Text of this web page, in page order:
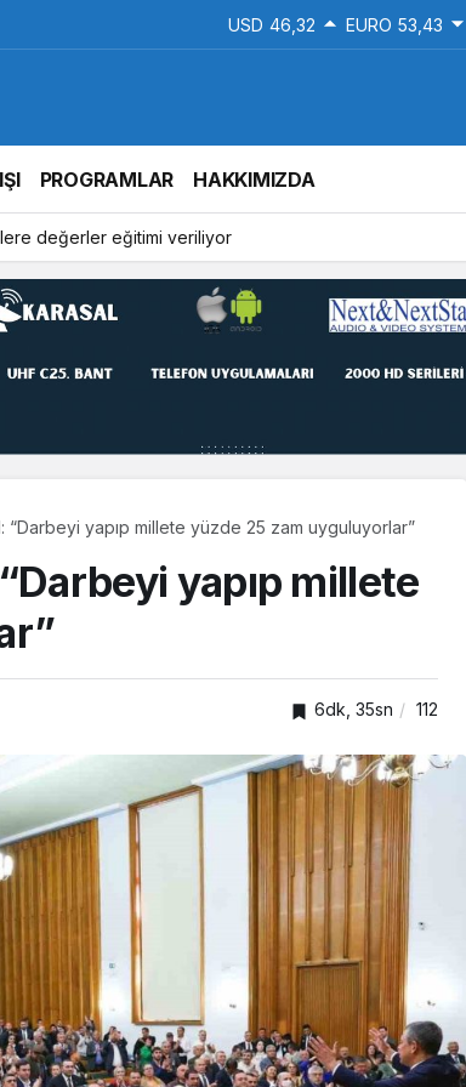
USD 46,32 EURO 53,43
PROGRAMLAR HAKKIMIZDA
değerler eğitimi veriliyor
“Darbeyi yapıp millete yüzde 25 zam uyguluyorlar”
yapıp millete
6dk, 35sn 112
Darıca’da cadde ve
sokaklarda yenileme
mesaisi